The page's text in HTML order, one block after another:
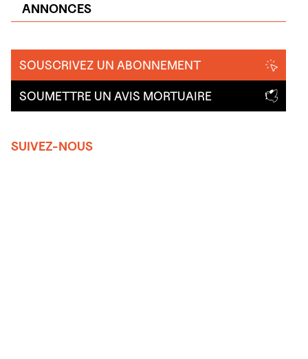
ANNONCES
SOUSCRIVEZ UN ABONNEMENT
SOUMETTRE UN AVIS MORTUAIRE
SUIVEZ-NOUS